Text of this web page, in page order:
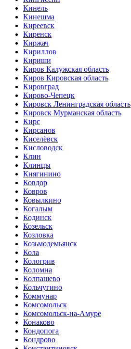
Кинель
Кинешма
Киреевск
Киренск
Киржач
Кириллов
Кириши
Киров Калужская область
Киров Кировская область
Кировград
Кирово-Чепецк
Кировск Ленинградская область
Кировск Мурманская область
Кирс
Кирсанов
Киселёвск
Кисловодск
Клин
Клинцы
Княгинино
Ковдор
Ковров
Ковылкино
Когалым
Кодинск
Козельск
Козловка
Козьмодемьянск
Кола
Кологрив
Коломна
Колпашево
Кольчугино
Коммунар
Комсомольск
Комсомольск-на-Амуре
Конаково
Кондопога
Кондрово